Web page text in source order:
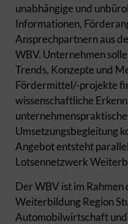
unabhängige und
Informationen,
Ansprechpartnern aus
WBV. Unternehmen
Trends, Konzepte und
Fördermittel/-projekte
wissenschaftliche
Umsetzungsbegleitung
Angebot entsteht
Lotsennetzwerk
Der WBV ist im
Weiterbildung Region
Automobilwirtschaft und